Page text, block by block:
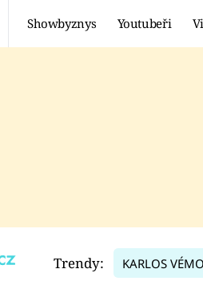
Showbyznys Youtubeři
TADEÁŠ KUBĚNKA
DATEL
Trendy: KARLOS